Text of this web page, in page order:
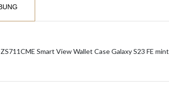
Smart View Wallet Case Galaxy S23 FE mint